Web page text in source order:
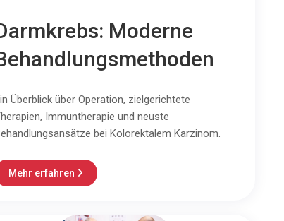
Moderne
Überblick über Operation, zielgerichtete
Immuntherapie und neuste
bei Kolorektalem Karzinom.
Mehr erfahren 